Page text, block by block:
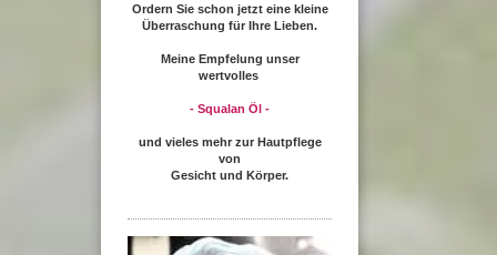
Ordern Sie schon jetzt eine kleine
Überraschung für Ihre Lieben.
Meine Empfelung unser
wertvolles
- Squalan Öl -
und vieles mehr zur Hautpflege
von
Gesicht und Körper.